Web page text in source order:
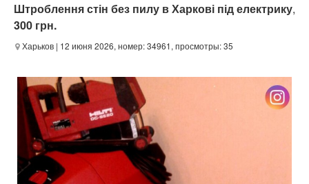
Штроблення стін без пилу в Харкові під електрику,
300 грн.
Харьков | 12 июня 2026, номер: 34961, просмотры: 35